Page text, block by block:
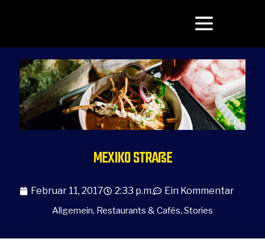
MEXIKO STRAßE
Februar 11, 2017 2:33 p.m. Ein Kommentar
Allgemein, Restaurants & Cafés, Stories